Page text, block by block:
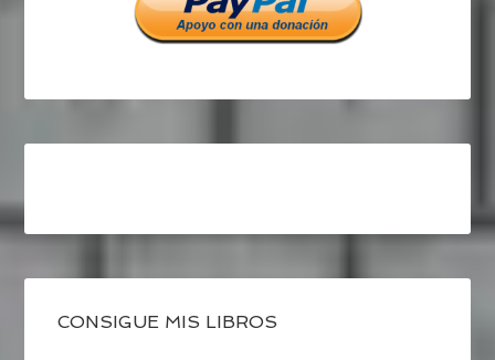
CONSIGUE MIS LIBROS